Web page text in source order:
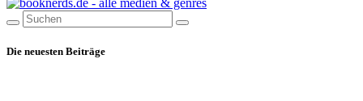
Die neuesten Beiträge